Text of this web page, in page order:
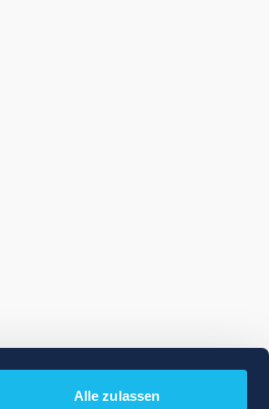
Alle zulassen